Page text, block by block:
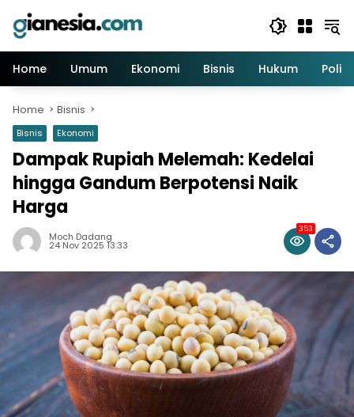
content
Home
Umum Ekonomi Bisnis Hukum Politik
Home Bisnis
Bisnis Ekonomi
Dampak Rupiah Melemah: Kedelai
hingga Gandum Berpotensi Naik
Harga
Moch Dadang
24 Nov 2025 13:33
353